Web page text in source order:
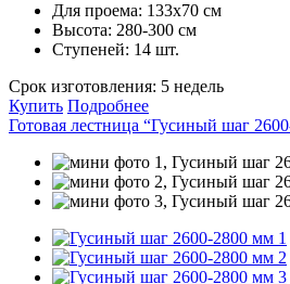
Для проема: 133х70 см
Высота: 280-300 см
Ступеней: 14 шт.
Срок изготовления: 5 недель
Купить Подробнее
Готовая лестница “Гусиный шаг